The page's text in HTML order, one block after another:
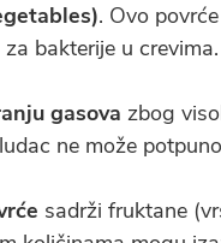
. Ovo
bakterije u
gasova zbog
ne može
sadrži fruktane